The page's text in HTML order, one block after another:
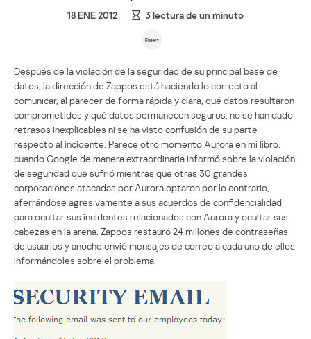
18 ENE 2012 3lectura de un minuto
Después de la violación de la seguridad de su principal base de
datos, la dirección de Zappos está haciendo lo correcto al
comunicar, al parecer de forma rápida y clara, qué datos resultaron
comprometidos y qué datos permanecen seguros; no se han dado
retrasos inexplicables ni se ha visto confusión de su parte
respecto al incidente. Parece otro momento Aurora en mi libro,
cuando Google de manera extraordinaria informó sobre la violación
de seguridad que sufrió mientras que otras 30 grandes
corporaciones atacadas por Aurora optaron por lo contrario,
aferrándose agresivamente a sus acuerdos de confidencialidad
para ocultar sus incidentes relacionados con Aurora y ocultar sus
cabezas en la arena. Zappos restauró 24 millones de contraseñas
de usuarios y anoche envió mensajes de correo a cada uno de ellos
informándoles sobre el problema.